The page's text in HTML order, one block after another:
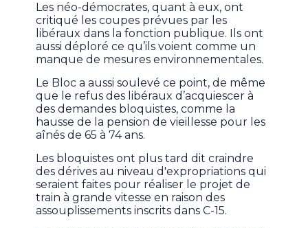
Les néo-démocrates, quant à eux, ont
critiqué les coupes prévues par les
libéraux dans la fonction publique. Ils ont
aussi déploré ce qu’ils voient comme un
manque de mesures environnementales.
Le Bloc a aussi soulevé ce point, de même
que le refus des libéraux d’acquiescer à
des demandes bloquistes, comme la
hausse de la pension de vieillesse pour les
aînés de 65 à 74 ans.
Les bloquistes ont plus tard dit craindre
des dérives au niveau d'expropriations qui
seraient faites pour réaliser le projet de
train à grande vitesse en raison des
assouplissements inscrits dans C-15.